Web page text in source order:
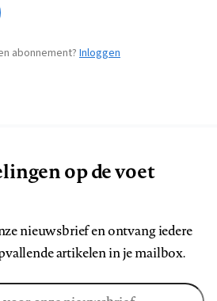
abonnement? Inloggen
op de voet
nieuwsbrief en ontvang iedere
artikelen in je mailbox.